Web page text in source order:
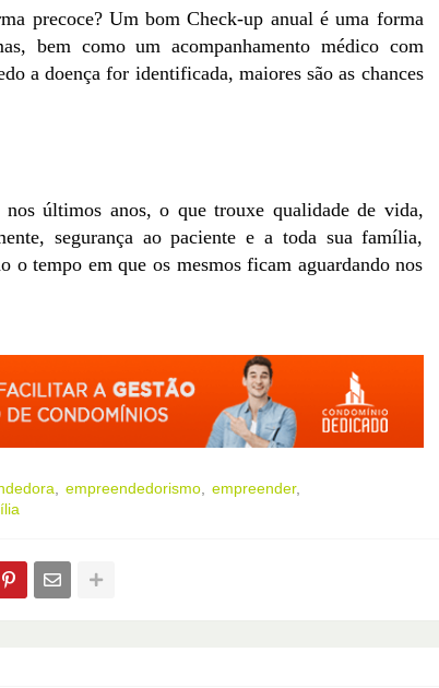
precoce? Um bom Check-up anual é uma forma
bem como um acompanhamento médico com
a doença for identificada, maiores são as chances
últimos anos, o que trouxe qualidade de vida,
segurança ao paciente e a toda sua família,
o tempo em que os mesmos ficam aguardando nos
empreendedorismo
empreender